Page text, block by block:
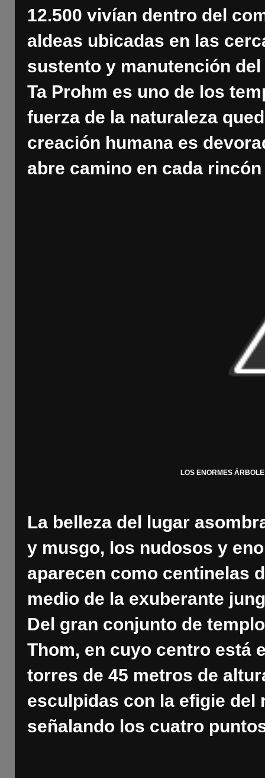
12.500 vivían dentro del
aldeas ubicadas en las
sustento y manutención
Ta Prohm es uno de los
fuerza de la naturaleza
creación humana es
abre camino en cada
LOS ENORMES
La belleza del lugar
y musgo, los nudosos y
aparecen como centinelas
medio de la exuberante
Del gran conjunto de
Thom, en cuyo centro está
torres de 45 metros de
esculpidas con la efigie del
señalando los cuatro